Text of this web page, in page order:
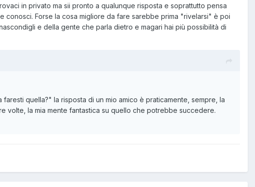
in privato ma sii pronto a qualunque risposta e soprattutto pensa
Forse la cosa migliore da fare sarebbe prima "rivelarsi" è poi
e della gente che parla dietro e magari hai più possibilità di
quella?" la risposta di un mio amico è praticamente, sempre, la
la mia mente fantastica su quello che potrebbe succedere.